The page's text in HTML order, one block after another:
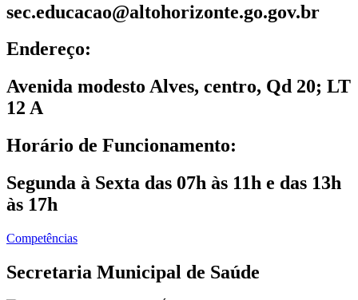
sec.educacao@altohorizonte.go.gov.br
Endereço:
Avenida modesto Alves, centro, Qd 20; LT
12 A
Horário de Funcionamento:
Segunda à Sexta das 07h às 11h e das 13h
às 17h
Competências
Secretaria Municipal de Saúde